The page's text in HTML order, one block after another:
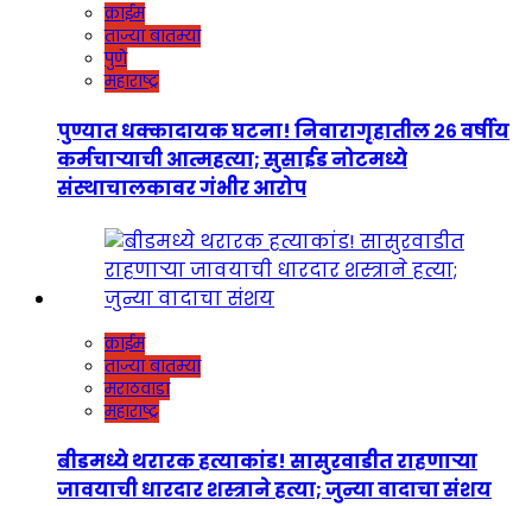
क्राईम
ताज्या बातम्या
पुणे
महाराष्ट्र
पुण्यात धक्कादायक घटना! निवारागृहातील २६ वर्षीय
कर्मचाऱ्याची आत्महत्या; सुसाईड नोटमध्ये
संस्थाचालकावर गंभीर आरोप
क्राईम
ताज्या बातम्या
मराठवाडा
महाराष्ट्र
बीडमध्ये थरारक हत्याकांड! सासुरवाडीत राहणाऱ्या
जावयाची धारदार शस्त्राने हत्या; जुन्या वादाचा संशय